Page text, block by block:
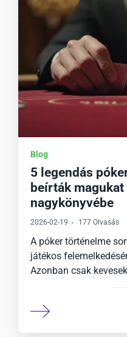
Blog
5 legendás
beírták magukat
nagykönyvébe
2026-02-19 177 Olvasás
A póker történelme
játékos
Azonban csak